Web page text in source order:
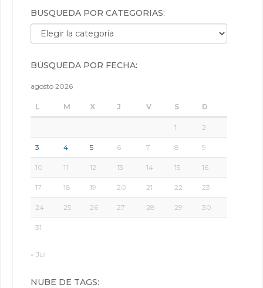
BÚSQUEDA POR CATEGORÍAS:
Búsqueda por categorías:
BÚSQUEDA POR FECHA:
agosto 2026
L M X J V S D
1 2
3 4 5 6 7 8 9
10 11 12 13 14 15 16
17 18 19 20 21 22 23
24 25 26 27 28 29 30
31
« Jul
NUBE DE TAGS: